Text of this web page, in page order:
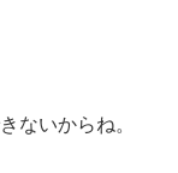
ないからね。